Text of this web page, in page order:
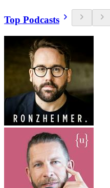
Top Podcasts